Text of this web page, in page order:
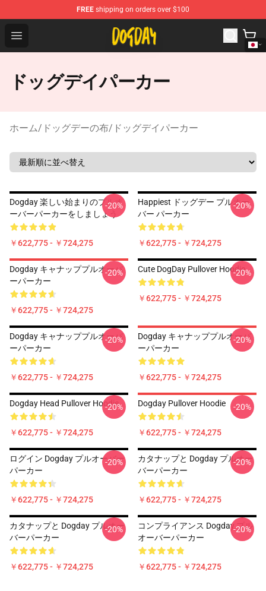
FREE shipping on orders over $100
Open menu
DogDay Store - Official DogDay Merchandise Shop
ドッグデイパーカー
ホーム/ ドッグデーの布/ ドッグデイパーカー
Dogday 楽しい始まりのプルオ
ーバーパーカーをしましょう
￥622,775 - ￥724,275
-20%
Happiest ドッグデー プルオー
バー パーカー
￥622,775 - ￥724,275
-20%
Dogday キャナッププルオーバ
ーパーカー
￥622,775 - ￥724,275
-20% Cute DogDay Pullover Hoodie
￥622,775 - ￥724,275
-20%
Dogday キャナッププルオーバ
ーパーカー
￥622,775 - ￥724,275
-20%
Dogday キャナッププルオーバ
ーパーカー
￥622,775 - ￥724,275
-20%
Dogday Head Pullover Hoodie
￥622,775 - ￥724,275
-20% Dogday Pullover Hoodie
￥622,775 - ￥724,275
-20%
ログイン Dogday プルオーバー
パーカー
￥622,775 - ￥724,275
-20%
カタナップと Dogday プルオー
バーパーカー
￥622,775 - ￥724,275
-20%
カタナップと Dogday プルオー
バーパーカー
￥622,775 - ￥724,275
-20%
コンプライアンス Dogday プル
オーバーパーカー
￥622,775 - ￥724,275
-20%